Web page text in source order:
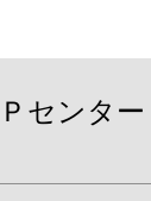
センター